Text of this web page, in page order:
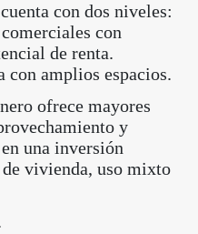
con dos niveles:
con
de renta.
con amplios espacios.
ofrece mayores
y
una inversión
vivienda, uso mixto